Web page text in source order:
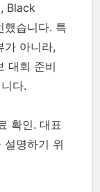
Black
습니다. 특
가 아니라,
대회 준비
다.
확인. 대표
설명하기 위